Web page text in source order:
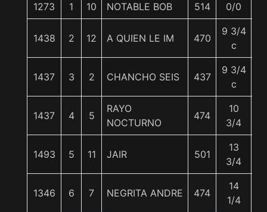
1273 1 10 NOTABLE BOB 514 0/0
1438 2 12 A QUIEN LE IM 470
9 3/4
c
1437 3 2 CHANCHO SEIS 437
9 3/4
c
1437 4 5
RAYO
NOCTURNO
474
10
3/4
1493 5 11 JAIR 501
13
3/4
1346 6 7 NEGRITA ANDRE 474
14
1/4